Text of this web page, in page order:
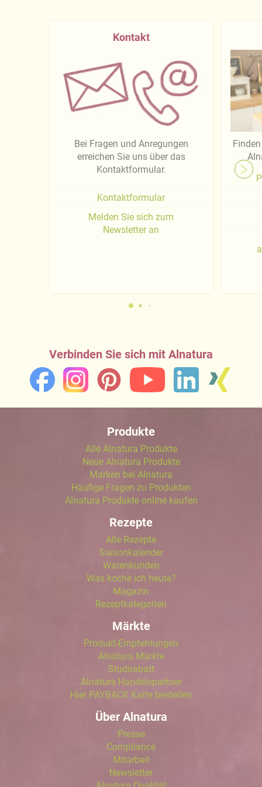
Kontakt
Bei Fragen und Anregungen
erreichen Sie uns über das
Kontaktformular.
Kontaktformular
Melden Sie sich zum
Newsletter an
Verbinden Sie sich mit Alnatura
Produkte
Alle Alnatura Produkte
Neue Alnatura Produkte
Marken bei Alnatura
Häufige Fragen zu Produkten
Alnatura Produkte online kaufen
Rezepte
Alle Rezepte
Saisonkalender
Warenkunden
Was koche ich heute?
Magazin
Rezeptkategorien
Märkte
Produkt-Empfehlungen
Alnatura Märkte
Studirabatt
Alnatura Handelspartner
Hier PAYBACK Karte bestellen
Über Alnatura
Presse
Compliance
Mitarbeit
Newsletter